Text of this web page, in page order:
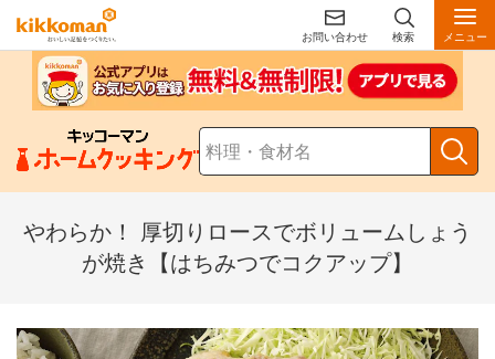
お問い合わせ 検索 メニュー
やわらか！ 厚切りロースでボリュームしょう
が焼き【はちみつでコクアップ】